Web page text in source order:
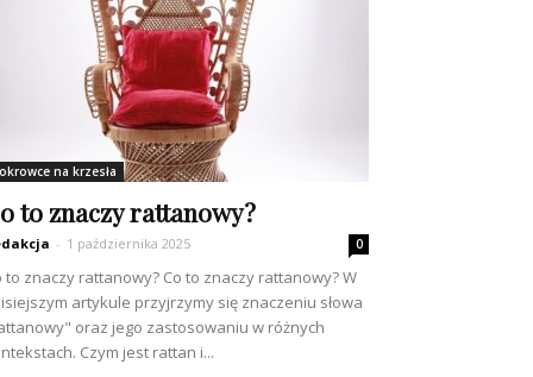
na krzesła
to znaczy rattanowy?
- 1 października 2025 0
to znaczy rattanowy? Co to znaczy rattanowy? W
artykule przyjrzymy się znaczeniu słowa
oraz jego zastosowaniu w różnych
Czym jest rattan i...